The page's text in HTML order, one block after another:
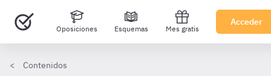
Oposiciones Esquemas Mes gratis
Acceder
Contenidos